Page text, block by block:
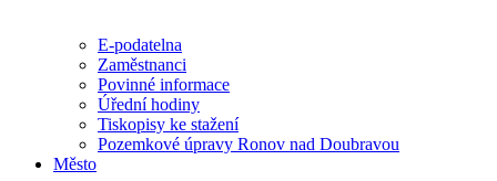
E-podatelna
Zaměstnanci
Povinné informace
Úřední hodiny
Tiskopisy ke stažení
Pozemkové úpravy Ronov nad Doubravou
Město